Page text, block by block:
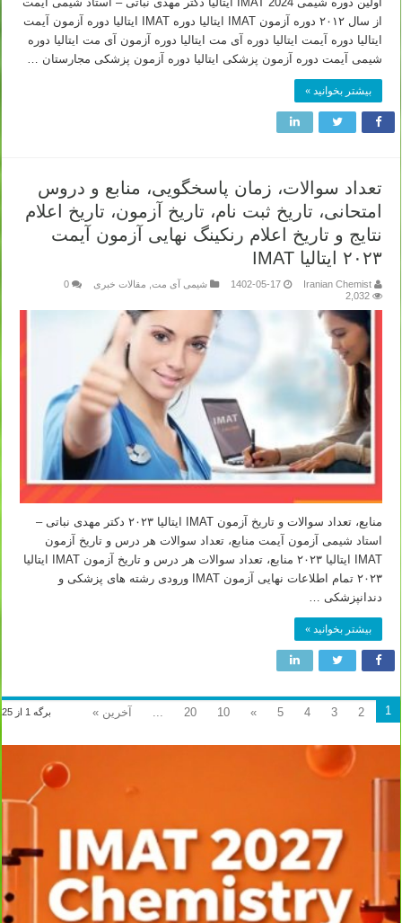
از سال ۲۰۱۲ دوره آزمون IMAT ایتالیا دوره IMAT ایتالیا دوره آزمون آیمت
ایتالیا دوره آیمت ایتالیا دوره آی مت ایتالیا دوره آزمون آی مت ایتالیا دوره
شیمی آیمت دوره آزمون پزشکی ایتالیا دوره آزمون پزشکی مجارستان …
بیشتر بخوانید »
تعداد سوالات، زمان پاسخگویی، منابع و دروس
امتحانی، تاریخ ثبت نام، تاریخ آزمون، تاریخ اعلام
نتایج و تاریخ اعلام رنکینگ نهایی آزمون آیمت
۲۰۲۳ ایتالیا IMAT
Iranian Chemist
1402-05-17 شیمی آی مت, مقالات خبری
0
2,032
منابع، تعداد سوالات و تاریخ آزمون IMAT ایتالیا ۲۰۲۳ دکتر مهدی نباتی –
استاد شیمی آزمون آیمت منابع، تعداد سوالات هر درس و تاریخ آزمون
IMAT ایتالیا ۲۰۲۳ منابع، تعداد سوالات هر درس و تاریخ آزمون IMAT ایتالیا
۲۰۲۳ تمام اطلاعات نهایی آزمون IMAT ورودی رشته های پزشکی و
دندانپزشکی …
بیشتر بخوانید »
برگه 1 از 25 1
2
3
4
5
»
10
20 آخرین »